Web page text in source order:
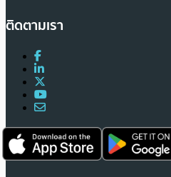
ติดตามเรา